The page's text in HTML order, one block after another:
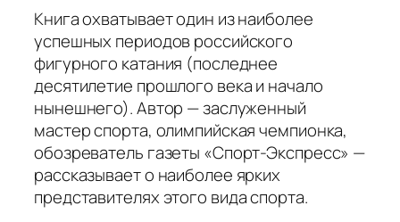
Книга охватывает один из наиболее
успешных периодов российского
фигурного катания (последнее
десятилетие прошлого века и начало
нынешнего). Автор — заслуженный
мастер спорта, олимпийская чемпионка,
обозреватель газеты «Спорт-Экспресс» —
рассказывает о наиболее ярких
представителях этого вида спорта.